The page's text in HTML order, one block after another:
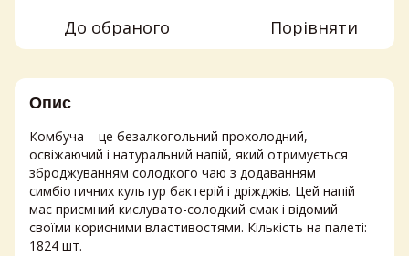
До обраного Порівняти
Опис
Комбуча – це безалкогольний прохолодний,
освіжаючий і натуральний напій, який отримується
зброджуванням солодкого чаю з додаванням
симбіотичних культур бактерій і дріжджів. Цей напій
має приємний кислувато-солодкий смак і відомий
своїми корисними властивостями. Кількість на палеті:
1824 шт.